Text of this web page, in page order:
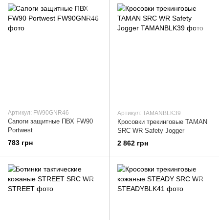
Артикул: FW90GNR46
Сапоги защитные ПВХ FW90
Portwest
783 грн
Артикул: TAMANBLK39
Кросовки трекинговые TAMAN
SRC WR Safety Jogger
2 862 грн